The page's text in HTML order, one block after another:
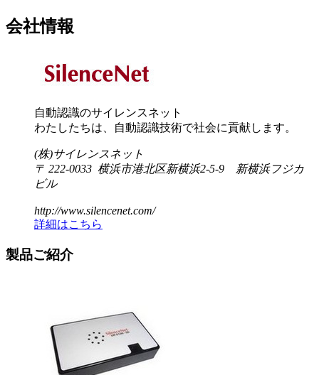
会社情報
自動認識のサイレンスネット
わたしたちは、自動認識技術で社会に貢献します。
(株)サイレンスネット
〒 222-0033 横浜市港北区新横浜2-5-9 新横浜フジカ
ビル
http://www.silencenet.com/
詳細はこちら
製品ご紹介